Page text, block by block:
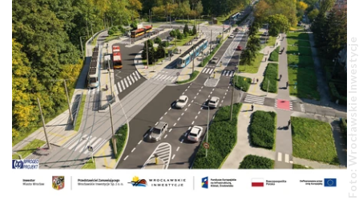
Foto: Wrocławskie Inwestycje